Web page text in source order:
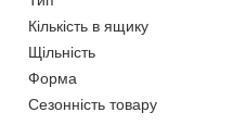
Кількість в ящику
Щільність
Форма
Сезонність товару